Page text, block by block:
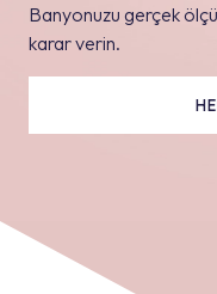
Banyonuzu gerçek
karar verin.